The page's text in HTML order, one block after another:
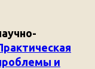
и